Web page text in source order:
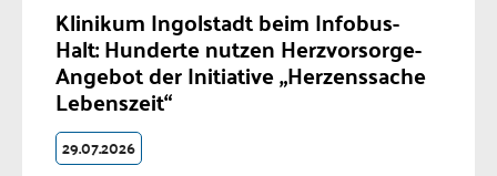
Klinikum Ingolstadt beim Infobus-
Halt: Hunderte nutzen Herzvorsorge-
Angebot der Initiative „Herzenssache
Lebenszeit“
29.07.2026